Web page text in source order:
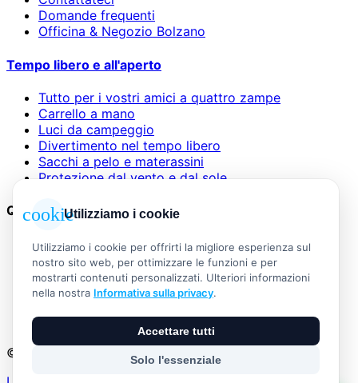
Domande frequenti
Officina & Negozio Bolzano
Tempo libero e all'aperto
Tutto per i vostri amici a quattro zampe
Carrello a mano
Luci da campeggio
Divertimento nel tempo libero
Sacchi a pelo e materassini
Protezione dal vento e dal sole
Questioni legali
AGB
Informazioni legali
Informativa sulla privacy
Widerrufsbelehrung
Vertrag widerrufen
© 2026 Outdoor Living Alle Rechte vorbehalten
cookieUtilizziamo i cookie
Utilizziamo i cookie per offrirti la migliore esperienza sul
nostro sito web, per ottimizzare le funzioni e per
mostrarti contenuti personalizzati. Ulteriori informazioni
nella nostra Informativa sulla privacy.
Accettare tutti
Solo l'essenziale